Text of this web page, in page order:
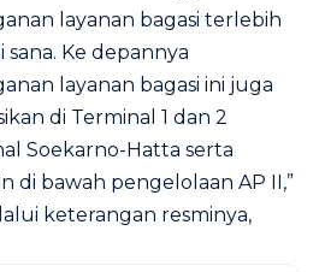
layanan bagasi terlebih
Ke depannya
layanan bagasi ini juga
di Terminal 1 dan 2
Soekarno-Hatta serta
di bawah pengelolaan AP II,”
keterangan resminya,